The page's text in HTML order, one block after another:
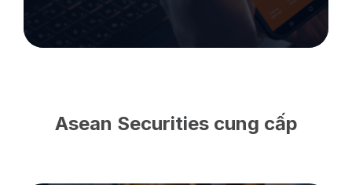
Asean Securities cung cấp